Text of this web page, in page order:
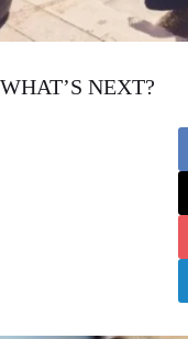
WHAT’S NEXT?